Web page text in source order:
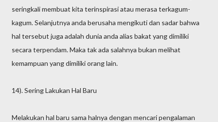
seringkali membuat kita terinspirasi atau merasa terkagum-
kagum. Selanjutnya anda berusaha mengikuti dan sadar bahwa
hal tersebut juga adalah dunia anda alias bakat yang dimiliki
secara terpendam. Maka tak ada salahnya bukan melihat
kemampuan yang dimiliki orang lain.
14). Sering Lakukan Hal Baru
Melakukan hal baru sama halnya dengan mencari pengalaman